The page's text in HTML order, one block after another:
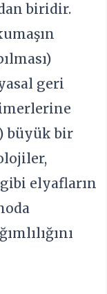
biridir.
geri
büyük bir
elyafların